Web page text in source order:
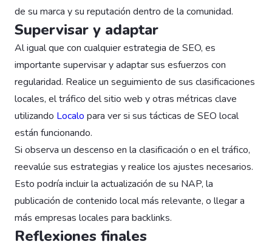
de su marca y su reputación dentro de la comunidad.
Supervisar y adaptar
Al igual que con cualquier estrategia de SEO, es
importante supervisar y adaptar sus esfuerzos con
regularidad. Realice un seguimiento de sus clasificaciones
locales, el tráfico del sitio web y otras métricas clave
utilizando Localo para ver si sus tácticas de SEO local
están funcionando.
Si observa un descenso en la clasificación o en el tráfico,
reevalúe sus estrategias y realice los ajustes necesarios.
Esto podría incluir la actualización de su NAP, la
publicación de contenido local más relevante, o llegar a
más empresas locales para backlinks.
Reflexiones finales